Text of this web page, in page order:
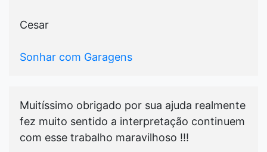
Cesar
Sonhar com Garagens
Muitíssimo obrigado por sua ajuda realmente
fez muito sentido a interpretação continuem
com esse trabalho maravilhoso !!!